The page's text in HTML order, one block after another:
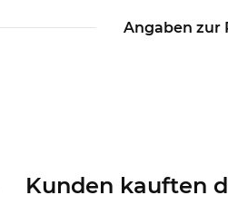
Angaben zur
Kunden kauften